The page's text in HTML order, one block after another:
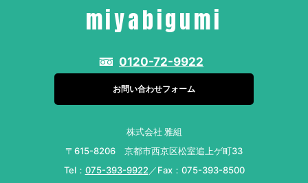
miyabigumi
0120-72-9922
お問い合わせフォーム
株式会社 雅組
〒615-8206 京都市西京区松室追上ゲ町33
Tel： 075-393-9922 ／Fax：075-393-8500